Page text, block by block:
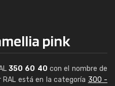
pink
350 60 40 con el nombre de
RAL está en la categoría 300 -